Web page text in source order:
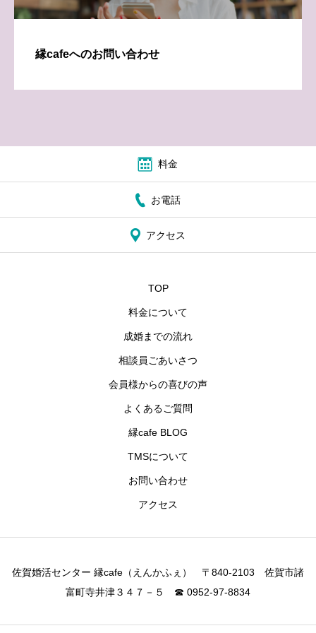
縁cafeへのお問い合わせ
料金
お電話
アクセス
TOP
料金について
成婚までの流れ
相談員ごあいさつ
会員様からの喜びの声
よくあるご質問
縁cafe BLOG
TMSについて
お問い合わせ
アクセス
佐賀婚活センター 縁cafe（えんかふぇ） 〒840-2103 佐賀市諸
富町寺井津３４７－５ ☎ 0952-97-8834